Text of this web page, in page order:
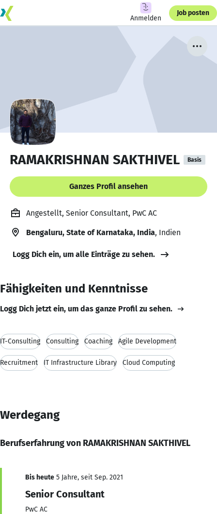
Anmelden
Job posten
RAMAKRISHNAN SAKTHIVEL Basis
Ganzes Profil ansehen
Angestellt, Senior Consultant, PwC AC
Bengaluru, State of Karnataka, India, Indien
Logg Dich ein, um alle Einträge zu sehen.
Fähigkeiten und Kenntnisse
Logg Dich jetzt ein, um das ganze Profil zu sehen.
IT-Consulting Consulting Coaching Agile Development
Recruitment IT Infrastructure Library Cloud Computing
Werdegang
Berufserfahrung von RAMAKRISHNAN SAKTHIVEL
Bis heute 5 Jahre, seit Sep. 2021
Senior Consultant
PwC AC